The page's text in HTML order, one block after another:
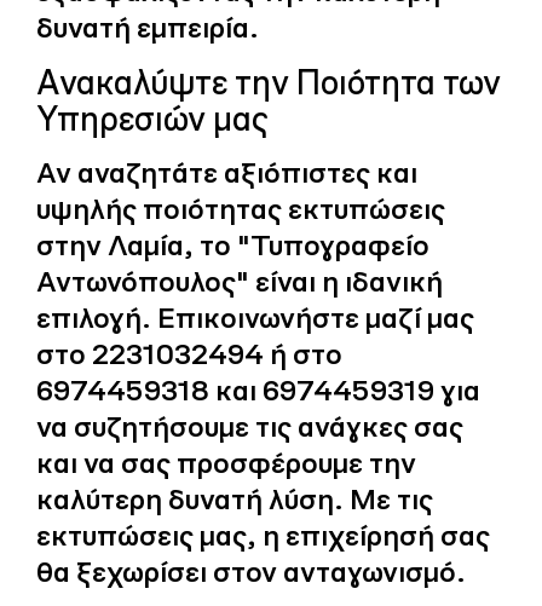
δυνατή εμπειρία.
Ανακαλύψτε την Ποιότητα των
Υπηρεσιών μας
Αν αναζητάτε αξιόπιστες και
υψηλής ποιότητας εκτυπώσεις
στην Λαμία, το "Τυπογραφείο
Αντωνόπουλος" είναι η ιδανική
επιλογή. Επικοινωνήστε μαζί μας
στο 2231032494 ή στο
6974459318 και 6974459319 για
να συζητήσουμε τις ανάγκες σας
και να σας προσφέρουμε την
καλύτερη δυνατή λύση. Με τις
εκτυπώσεις μας, η επιχείρησή σας
θα ξεχωρίσει στον ανταγωνισμό.